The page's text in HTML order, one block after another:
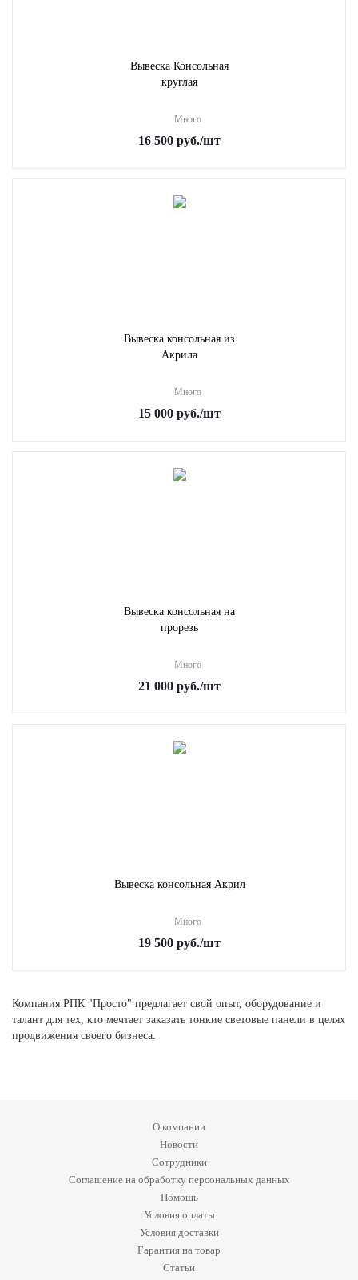
Вывеска Консольная
круглая
Много
16 500 руб./шт
Вывеска консольная из
Акрила
Много
15 000 руб./шт
Вывеска консольная на
прорезь
Много
21 000 руб./шт
Вывеска консольная Акрил
Много
19 500 руб./шт
Компания РПК "Просто" предлагает свой опыт, оборудование и
талант для тех, кто мечтает заказать тонкие световые панели в целях
продвижения своего бизнеса.
О компании
Новости
Сотрудники
Соглашение на обработку персональных данных
Помощь
Условия оплаты
Условия доставки
Гарантия на товар
Статьи